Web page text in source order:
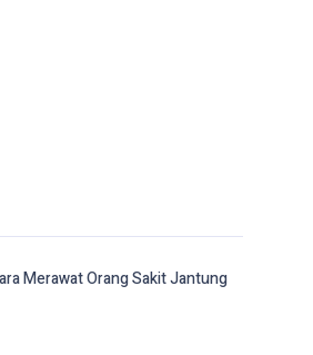
Merawat Orang Sakit Jantung